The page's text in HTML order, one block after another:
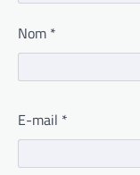
Nom *
E-mail *